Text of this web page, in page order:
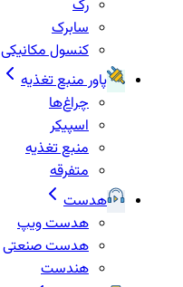
رک
سابرک
کنسول مکانیکی
پاور منبع تغذیه
چراغ‌ها
اسپیکر
منبع تغذیه
متفرقه
هدست
هدست ویپ
هدست صنعتی
هندست